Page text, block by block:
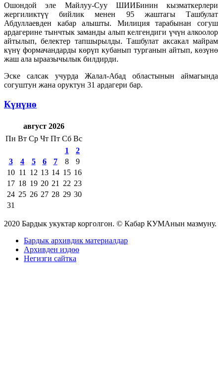
Ошондой эле Майлуу-Суу ШИИБинин кызматкерлери
жергиликтүү бийлик менен 95 жаштагы Ташбулат
Абдуллаевден кабар алышты. Милиция тарабынан согуш
ардагерине тынчтык заманды алып келгендиги үчүн алкоолор
айтылып, белектер тапшырылды. Ташбулат аксакал майрам
күнү формачандарды көрүп кубанып турганын айтып, көзүнө
жаш ала ыраазычылык билдирди.
Эске салсак учурда Жалал-Абад областынын аймагында
согуштун жана оруктун 31 ардагери бар.
Күнүнө
август 2026
Пн Вт Ср Чт Пт Сб Вс
1
2
3
4 5 6 7 8
9
10 11 12 13 14 15 16
17 18 19 20 21 22 23
24 25 26 27 28 29 30
31
2020 Бардык укуктар корголгон. © Кабар КУМАнын мазмуну.
Бардык архивдик материалдар
Архивден издөө
Негизги сайтка